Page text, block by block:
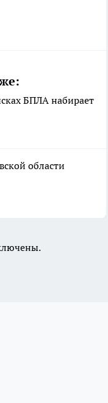
БПЛА набирает
области